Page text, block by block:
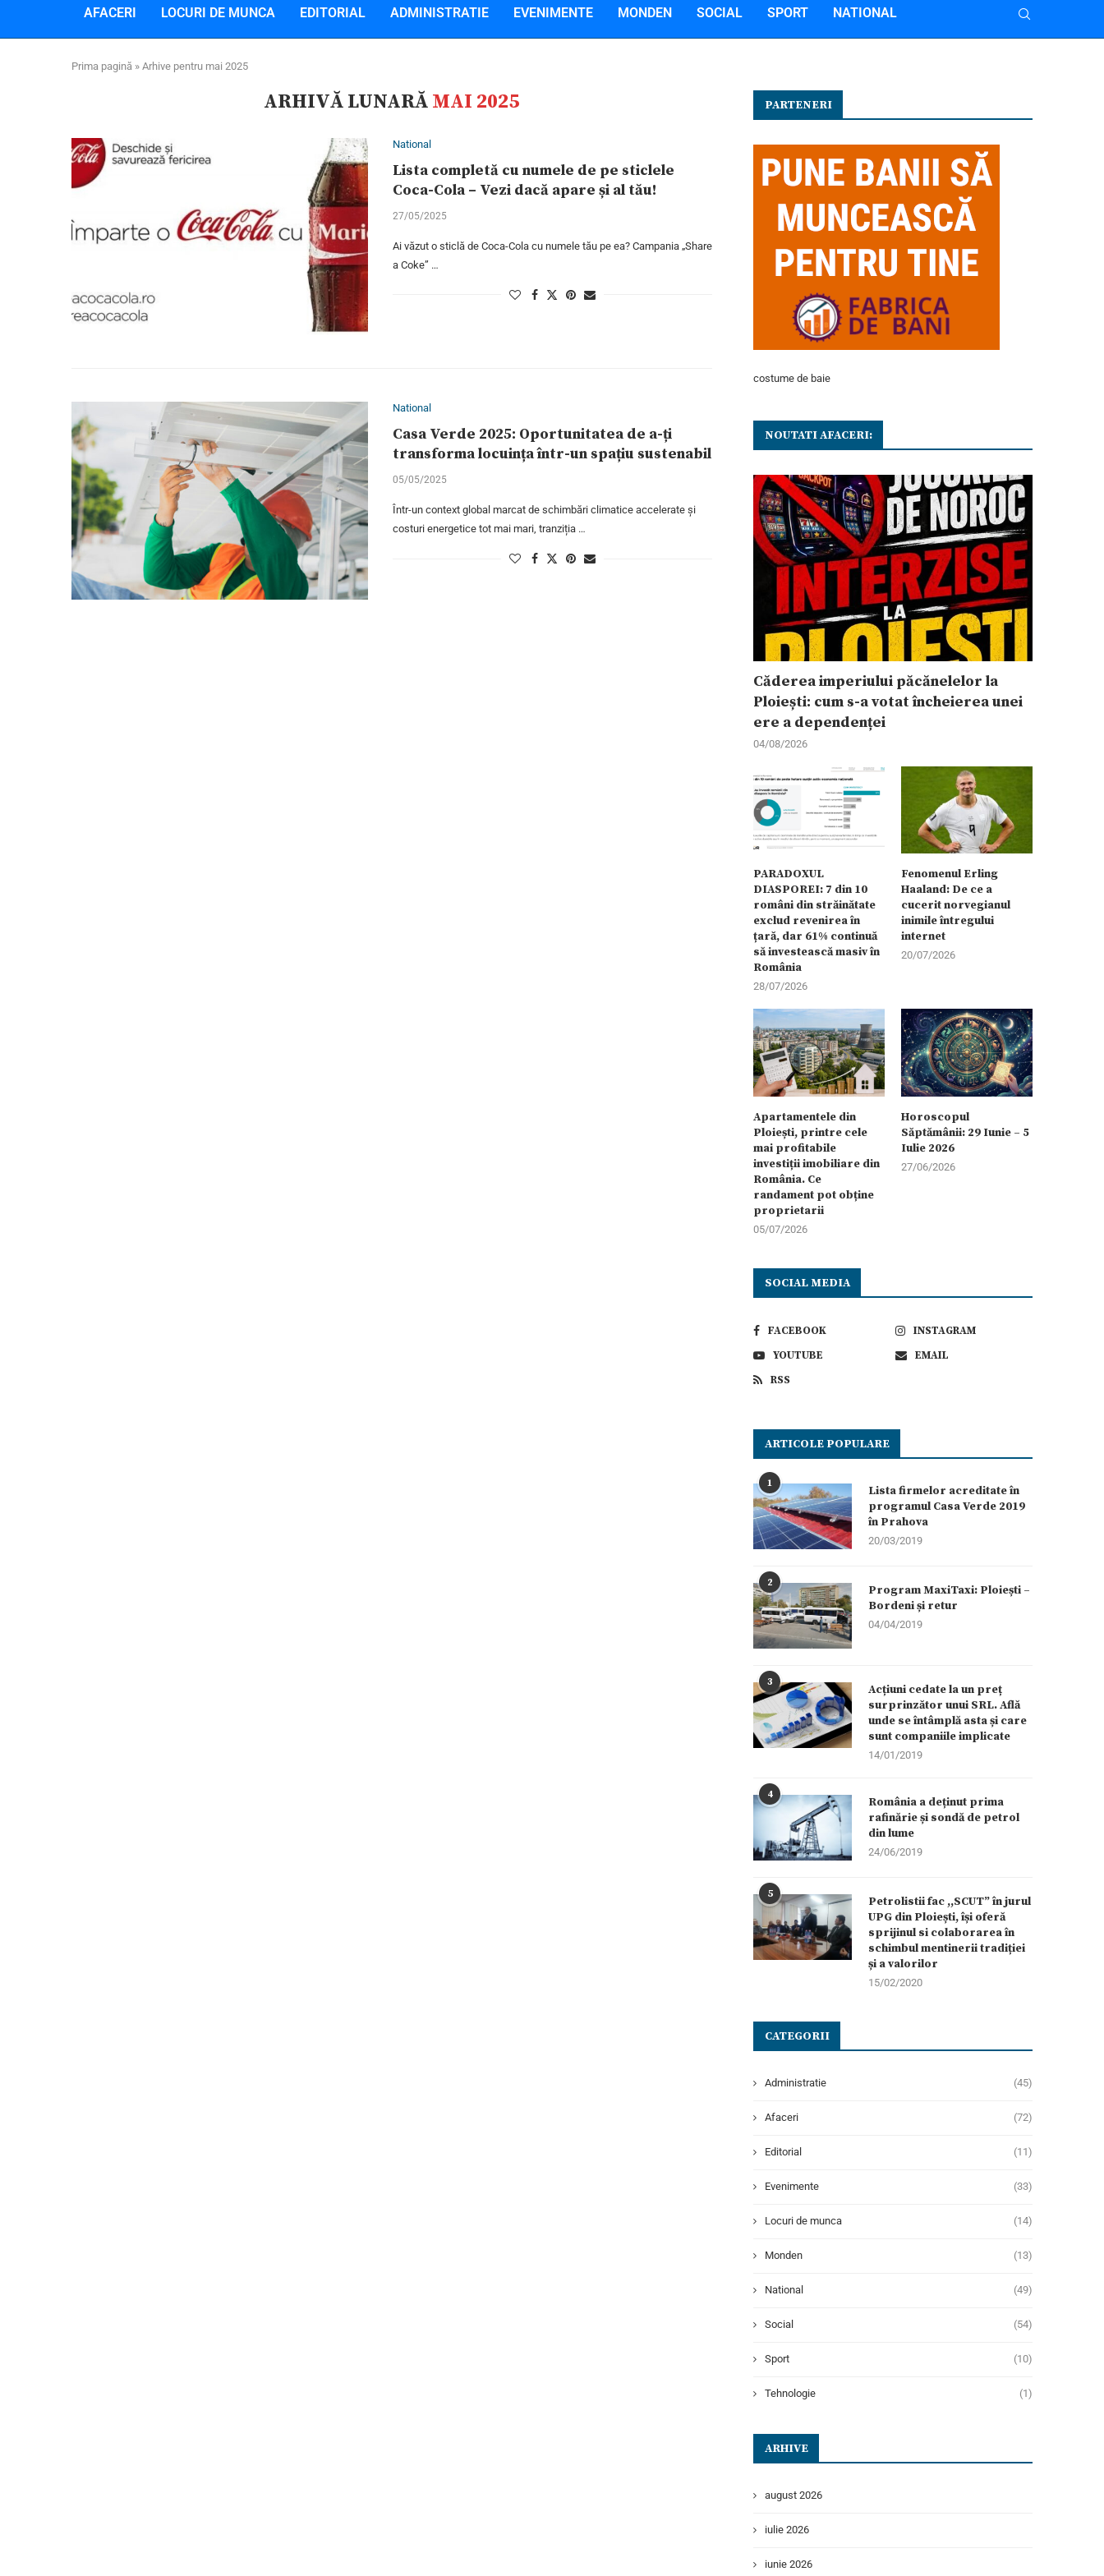
AFACERI LOCURI DE MUNCA EDITORIAL ADMINISTRATIE EVENIMENTE MONDEN SOCIAL SPORT NATIONAL
Prima pagină » Arhive pentru mai 2025
ARHIVĂ LUNARĂ MAI 2025
National
Lista completă cu numele de pe sticlele
Coca-Cola – Vezi dacă apare și al tău!
27/05/2025
Ai văzut o sticlă de Coca-Cola cu numele tău pe ea? Campania „Share
a Coke” …
National
Casa Verde 2025: Oportunitatea de a-ți
transforma locuința într-un spațiu sustenabil
05/05/2025
Într-un context global marcat de schimbări climatice accelerate și
costuri energetice tot mai mari, tranziția …
PARTENERI
costume de baie
NOUTATI AFACERI:
Căderea imperiului păcănelelor la
Ploiești: cum s-a votat încheierea unei
ere a dependenței
04/08/2026
PARADOXUL
DIASPOREI: 7 din 10
români din străinătate
exclud revenirea în
țară, dar 61% continuă
să investească masiv în
România
28/07/2026
Fenomenul Erling
Haaland: De ce a
cucerit norvegianul
inimile întregului
internet
20/07/2026
Apartamentele din
Ploiești, printre cele
mai profitabile
investiții imobiliare din
România. Ce
randament pot obține
proprietarii
05/07/2026
Horoscopul
Săptămânii: 29 Iunie – 5
Iulie 2026
27/06/2026
SOCIAL MEDIA
FACEBOOK
INSTAGRAM
YOUTUBE
EMAIL
RSS
ARTICOLE POPULARE
1
Lista firmelor acreditate în
programul Casa Verde 2019
în Prahova
20/03/2019
2
Program MaxiTaxi: Ploiești –
Bordeni și retur
04/04/2019
3
Acțiuni cedate la un preț
surprinzător unui SRL. Află
unde se întâmplă asta și care
sunt companiile implicate
14/01/2019
4
România a deținut prima
rafinărie și sondă de petrol
din lume
24/06/2019
5
Petrolistii fac ,,SCUT” în jurul
UPG din Ploiești, își oferă
sprijinul si colaborarea în
schimbul mentinerii tradiției
și a valorilor
15/02/2020
CATEGORII
Administratie (45)
Afaceri (72)
Editorial (11)
Evenimente (33)
Locuri de munca (14)
Monden (13)
National (49)
Social (54)
Sport (10)
Tehnologie (1)
ARHIVE
august 2026
iulie 2026
iunie 2026